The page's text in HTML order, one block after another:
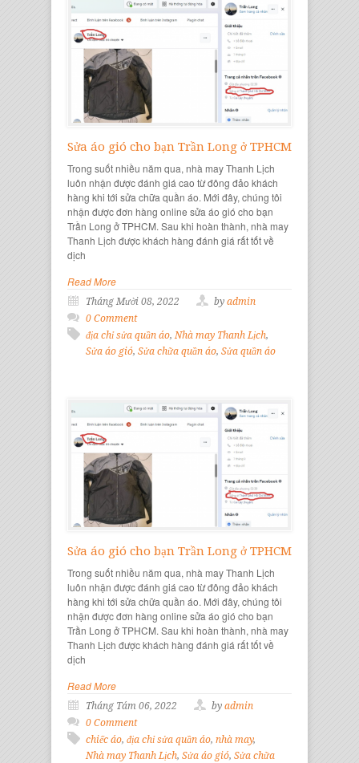
Sửa áo gió cho bạn Trần Long ở TPHCM
Trong suốt nhiều năm qua, nhà may Thanh Lịch
luôn nhận được đánh giá cao từ đông đảo khách
hàng khi tới sửa chữa quần áo. Mới đây, chúng tôi
nhận được đơn hàng online sửa áo gió cho bạn
Trần Long ở TPHCM. Sau khi hoàn thành, nhà may
Thanh Lịch được khách hàng đánh giá rất tốt về
dịch
Read More
Tháng Mười 08, 2022 by admin
0 Comment
địa chỉ sửa quần áo, Nhà may Thanh Lịch,
Sửa áo gió, Sửa chữa quần áo, Sửa quần áo
Sửa áo gió cho bạn Trần Long ở TPHCM
Trong suốt nhiều năm qua, nhà may Thanh Lịch
luôn nhận được đánh giá cao từ đông đảo khách
hàng khi tới sửa chữa quần áo. Mới đây, chúng tôi
nhận được đơn hàng online sửa áo gió cho bạn
Trần Long ở TPHCM. Sau khi hoàn thành, nhà may
Thanh Lịch được khách hàng đánh giá rất tốt về
dịch
Read More
Tháng Tám 06, 2022 by admin
0 Comment
chiếc áo, địa chỉ sửa quần áo, nhà may,
Nhà may Thanh Lịch, Sửa áo gió, Sửa chữa